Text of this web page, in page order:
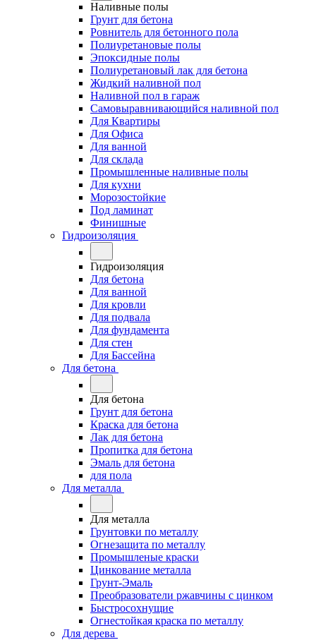
Наливные полы
Грунт для бетона
Ровнитель для бетонного пола
Полиуретановые полы
Эпоксидные полы
Полиуретановый лак для бетона
Жидкий наливной пол
Наливной пол в гараж
Самовыравнивающийся наливной пол
Для Квартиры
Для Офиса
Для ванной
Для склада
Промышленные наливные полы
Для кухни
Морозостойкие
Под ламинат
Финишные
Гидроизоляция
Гидроизоляция
Для бетона
Для ванной
Для кровли
Для подвала
Для фундамента
Для стен
Для Бассейна
Для бетона
Для бетона
Грунт для бетона
Краска для бетона
Лак для бетона
Пропитка для бетона
Эмаль для бетона
для пола
Для металла
Для металла
Грунтовки по металлу
Огнезащита по металлу
Промышленые краски
Цинкование металла
Грунт-Эмаль
Преобразователи ржавчины с цинком
Быстросохнущие
Огнестойкая краска по металлу
Для дерева